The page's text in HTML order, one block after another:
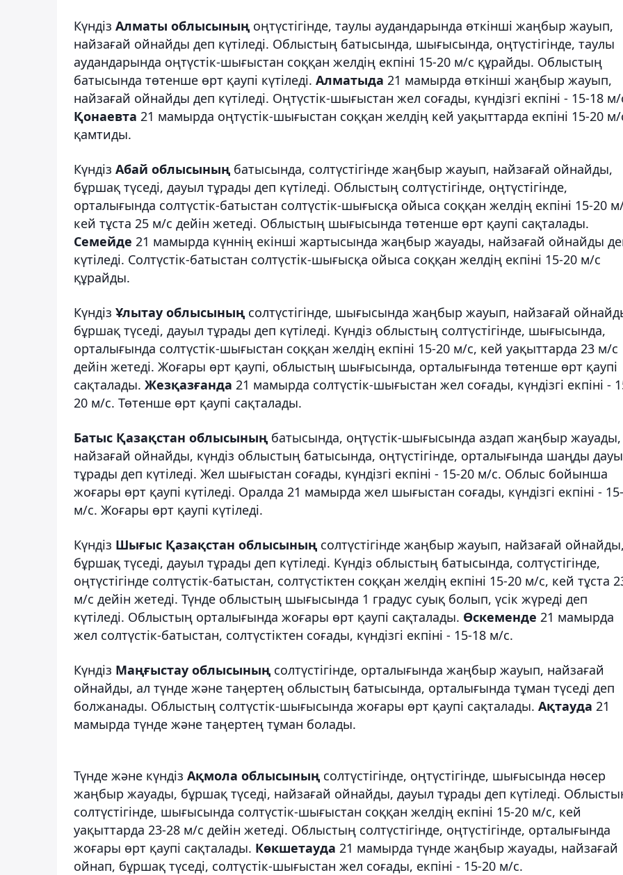
Күндіз Алматы облысының оңтүстігінде, таулы аудандарында өткінші жаңбыр жауып,
найзағай ойнайды деп күтіледі. Облыстың батысында, шығысында, оңтүстігінде, таулы
аудандарында оңтүстік-шығыстан соққан желдің екпіні 15-20 м/с құрайды. Облыстың
батысында төтенше өрт қаупі күтіледі. Алматыда 21 мамырда өткінші жаңбыр жауып,
найзағай ойнайды деп күтіледі. Оңтүстік-шығыстан жел соғады, күндізгі екпіні - 15-18
Қонаевта 21 мамырда оңтүстік-шығыстан соққан желдің кей уақыттарда екпіні 15-20 м/
қамтиды.
Күндіз Абай облысының батысында, солтүстігінде жаңбыр жауып, найзағай ойнайды,
бұршақ түседі, дауыл тұрады деп күтіледі. Облыстың солтүстігінде, оңтүстігінде,
орталығында солтүстік-батыстан солтүстік-шығысқа ойыса соққан желдің екпіні 15-20
кей тұста 25 м/с дейін жетеді. Облыстың шығысында төтенше өрт қаупі сақталады.
Семейде 21 мамырда күннің екінші жартысында жаңбыр жауады, найзағай ойнайды
күтіледі. Солтүстік-батыстан солтүстік-шығысқа ойыса соққан желдің екпіні 15-20 м/с
құрайды.
Күндіз Ұлытау облысының солтүстігінде, шығысында жаңбыр жауып, найзағай
бұршақ түседі, дауыл тұрады деп күтіледі. Күндіз облыстың солтүстігінде, шығысында,
орталығында солтүстік-шығыстан соққан желдің екпіні 15-20 м/с, кей уақыттарда 23 м/с
дейін жетеді. Жоғары өрт қаупі, облыстың шығысында, орталығында төтенше өрт қаупі
сақталады. Жезқазғанда 21 мамырда солтүстік-шығыстан жел соғады, күндізгі екпіні -
20 м/с. Төтенше өрт қаупі сақталады.
Батыс Қазақстан облысының батысында, оңтүстік-шығысында аздап жаңбыр жауады,
найзағай ойнайды, күндіз облыстың батысында, оңтүстігінде, орталығында шаңды
тұрады деп күтіледі. Жел шығыстан соғады, күндізгі екпіні - 15-20 м/с. Облыс бойынша
жоғары өрт қаупі күтіледі. Оралда 21 мамырда жел шығыстан соғады, күндізгі екпіні -
м/с. Жоғары өрт қаупі күтіледі.
Күндіз Шығыс Қазақстан облысының солтүстігінде жаңбыр жауып, найзағай
бұршақ түседі, дауыл тұрады деп күтіледі. Күндіз облыстың батысында, солтүстігінде,
оңтүстігінде солтүстік-батыстан, солтүстіктен соққан желдің екпіні 15-20 м/с, кей тұста
м/с дейін жетеді. Түнде облыстың шығысында 1 градус суық болып, үсік жүреді деп
күтіледі. Облыстың орталығында жоғары өрт қаупі сақталады. Өскеменде 21 мамырда
жел солтүстік-батыстан, солтүстіктен соғады, күндізгі екпіні - 15-18 м/с.
Күндіз Маңғыстау облысының солтүстігінде, орталығында жаңбыр жауып, найзағай
ойнайды, ал түнде және таңертең облыстың батысында, орталығында тұман түседі деп
болжанады. Облыстың солтүстік-шығысында жоғары өрт қаупі сақталады. Ақтауда 21
мамырда түнде және таңертең тұман болады.
Түнде және күндіз Ақмола облысының солтүстігінде, оңтүстігінде, шығысында нөсер
жаңбыр жауады, бұршақ түседі, найзағай ойнайды, дауыл тұрады деп күтіледі.
солтүстігінде, шығысында солтүстік-шығыстан соққан желдің екпіні 15-20 м/с, кей
уақыттарда 23-28 м/с дейін жетеді. Облыстың солтүстігінде, оңтүстігінде, орталығында
жоғары өрт қаупі сақталады. Көкшетауда 21 мамырда түнде жаңбыр жауады, найзағай
ойнап, бұршақ түседі, солтүстік-шығыстан жел соғады, екпіні - 15-20 м/с.